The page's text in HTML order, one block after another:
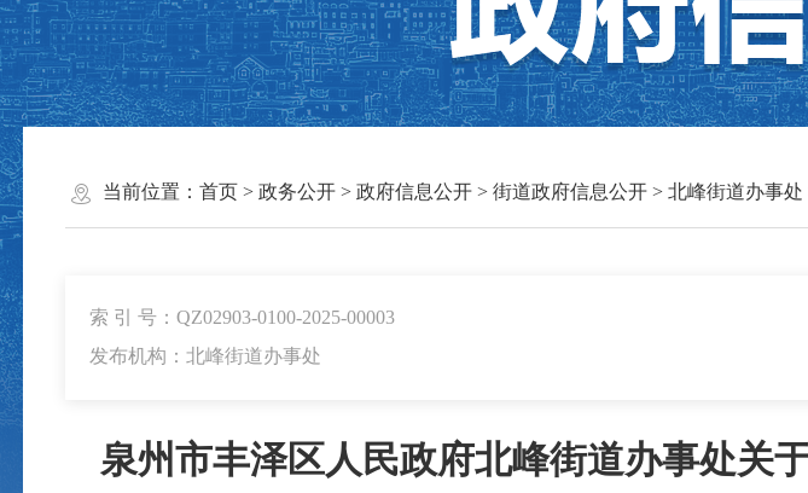
当前位置： 首页> 政务公开> 政府信息公开> 街道政府信息公开> 北峰街道办事处
索 引 号：QZ02903-0100-2025-00003
发布机构：北峰街道办事处
泉州市丰泽区人民政府北峰街道办事处关